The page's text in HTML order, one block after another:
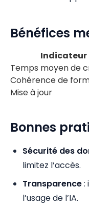
Bénéfices
Indicateur
Temps moyen de
Cohérence de
Mise à jour
Bonnes
Sécurité des
limitez l’accès.
Transparence:
l’usage de l’IA.